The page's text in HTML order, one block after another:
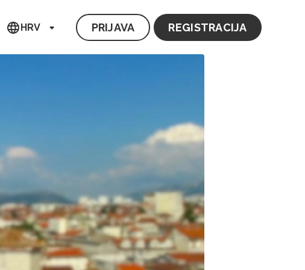
HRV PRIJAVA REGISTRACIJA